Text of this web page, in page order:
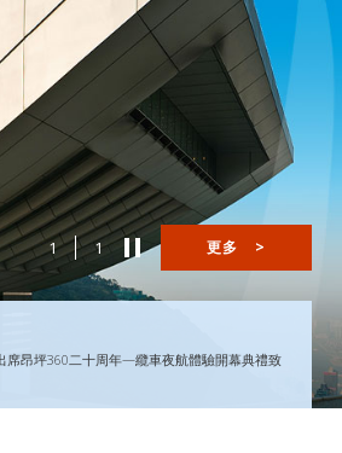
1 1 更多 >
席昂坪360二十周年—纜車夜航體驗開幕典禮致